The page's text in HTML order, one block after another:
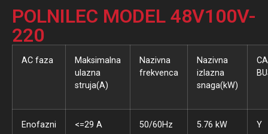
POLNILEC MODEL 48V100V-
220
AC faza
Maksimalna
ulazna
struja(A)
Nazivna
frekvenca
Nazivna
izlazna
snaga(kW)
Enofazni <=29 A 50/60Hz 5.76 kW Y